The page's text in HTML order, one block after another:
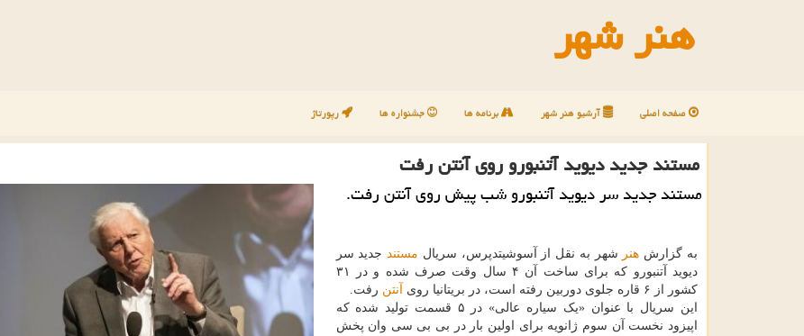
هنر شهر
صفحه اصلی آرشیو هنر شهر برنامه ها جشنواره ها رپورتاژ
مستند جدید دیوید آتنبورو روی آنتن رفت
مستند جدید سر دیوید آتنبورو شب پیش روی آنتن رفت.
به گزارش هنر شهر به نقل از آسوشیتدپرس، سریال مستندجدید سر
دیوید آتنبورو که برای ساخت آن ۴ سال وقت صرف شده و در ۳۱
کشور از ۶ قاره جلوی دوربین رفته است، در بریتانیا روی
آنتن رفت.
این سریال با عنوان «یک سیاره عالی» در ۵ قسمت تولید شده که
اپیزود نخست آن سوم ژانویه برای اولین بار در بی بی سی وان پخش